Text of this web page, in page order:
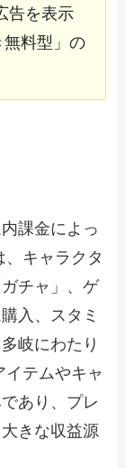
告を表示
料型」の
課金によっ
キャラクタ
チャ」、ゲ
入、スタミ
岐にわたり
イテムやキャ
あり、プレ
きな収益源